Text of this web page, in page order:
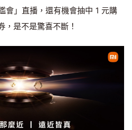
會」直播，還有機會抽中 1 元購
，是不是驚喜不斷！